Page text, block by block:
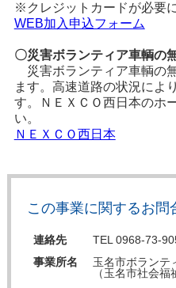
※クレジットカードが必要
WEB加入申込フォーム
〇災害ボランティア車輌の
災害ボランティア車輌の
ます。高速道路の状況によ
す。ＮＥＸＣＯ西日本のホ
い。
ＮＥＸＣＯ西日本
この事業に関するお問
連絡先
TEL 0968-73-
事業所名
玉名市ボランテ
（玉名市社会